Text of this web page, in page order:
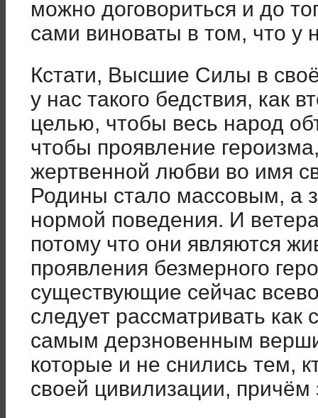
можно договориться и до
сами виноваты в том, что у
Кстати, Высшие Силы в
у нас такого бедствия, как
целью, чтобы весь народ
чтобы проявление
жертвенной любви во имя
Родины стало массовым, а
нормой поведения. И
потому что они являются
проявления безмерного
существующие сейчас
следует рассматривать как
самым дерзновенным
которые и не снились тем,
своей цивилизации, причём